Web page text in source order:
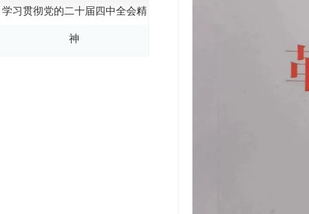
学习贯彻党的二十届四中全会精
神